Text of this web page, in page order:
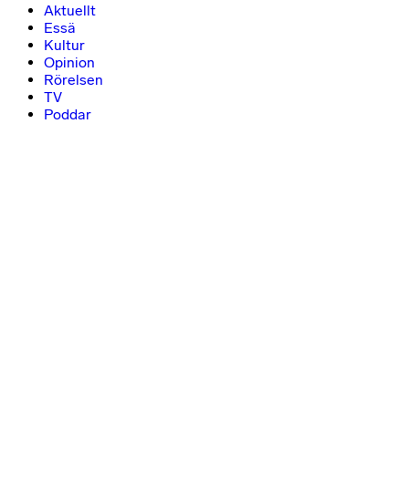
Aktuellt
Essä
Kultur
Opinion
Rörelsen
TV
Poddar